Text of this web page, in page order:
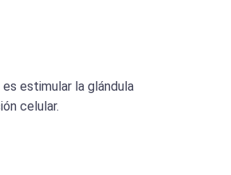
estimular la glándula
celular.